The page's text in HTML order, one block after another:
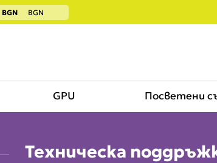
BGN BGN
GPU Посветени
Техническа